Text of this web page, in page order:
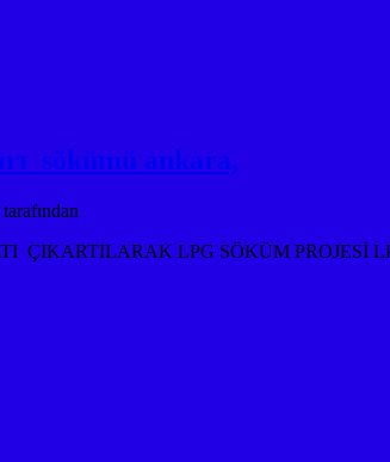
sökümü ankara,
tarafından
ÇIKARTILARAK LPG SÖKÜM PROJESİ